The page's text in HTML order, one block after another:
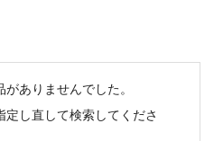
ありませんでした。
し直して検索してくださ